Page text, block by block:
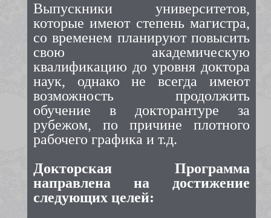
Выпускники университетов,
которые имеют степень магистра,
со временем планируют повысить
свою академическую
квалификацию до уровня доктора
наук, однако не всегда имеют
возможность продолжить
обучение в докторантуре за
рубежом, по причине плотного
рабочего графика и т.д.
Докторская Программа
направлена на достижение
следующих целей: